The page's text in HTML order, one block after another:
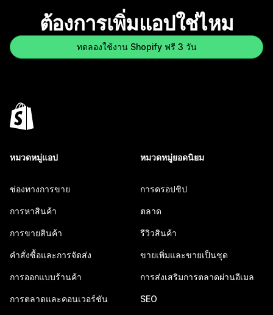
ต้องการเพิ่มแอปใช่ไหม
ทดลองใช้งาน Shopify ฟรี 3 วัน
หมวดหมู่แอป
ช่องทางการขาย
การหาสินค้า
การขายสินค้า
คำสั่งซื้อและการจัดส่ง
การออกแบบร้านค้า
การตลาดและคอนเวอร์ชัน
หมวดหมู่ยอดนิยม
การดรอปชิป
ตลาด
รีวิวสินค้า
ขายเพิ่มและขายเป็นชุด
การส่งเสริมการตลาดผ่านอีเมล
SEO